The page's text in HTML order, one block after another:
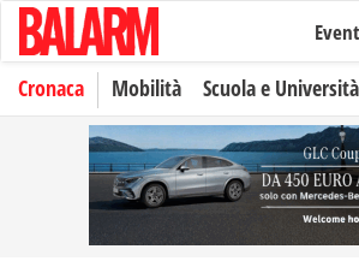
Cronaca Mobilità Scuola e Università